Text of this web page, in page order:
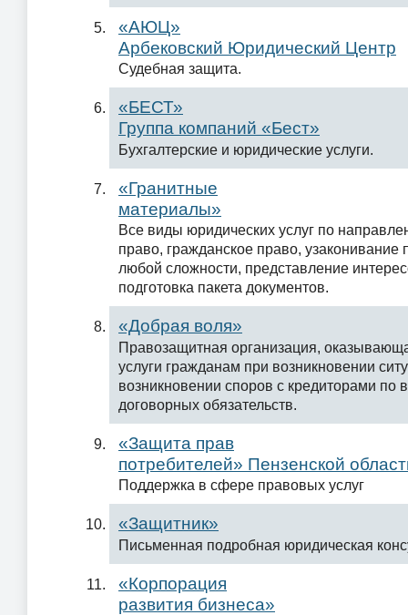
«АЮЦ»
Арбековский Юридический Центр
Судебная защита.
«БЕСТ»
Группа компаний «Бест»
Бухгалтерские и юридические услуги.
«Гранитные
материалы»
Все виды юридических услуг по
право, гражданское право, узаконивание
любой сложности, представление
подготовка пакета документов.
«Добрая воля»
Правозащитная организация,
услуги гражданам при возникновении
возникновении споров с кредиторами по
договорных обязательств.
«Защита прав
потребителей» Пензенской
Поддержка в сфере правовых услуг
«Защитник»
Письменная подробная юридическая
«Корпорация
развития бизнеса»